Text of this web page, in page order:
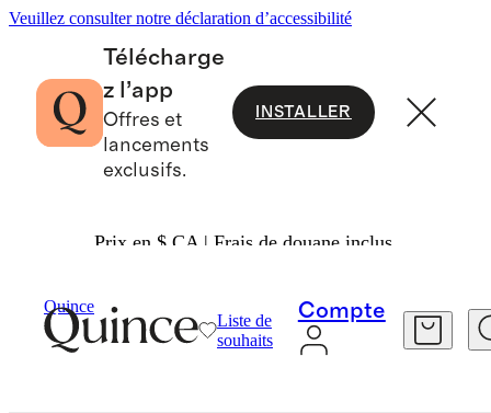
Veuillez consulter notre déclaration d’accessibilité
Télécharge
z l’app
Offres et
lancements
exclusifs.
INSTALLER
Prix en $ CA | Frais de douane inclus.
Quince
Liste de
souhaits
Compte